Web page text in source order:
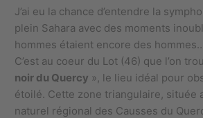
J’ai eu la chance d’entendre la
plein Sahara avec des moments
hommes étaient encore des
C’est au coeur du Lot (46) que l’on
noir du Quercy », le lieu idéal pour
étoilé. Cette zone triangulaire, située
naturel régional des Causses du